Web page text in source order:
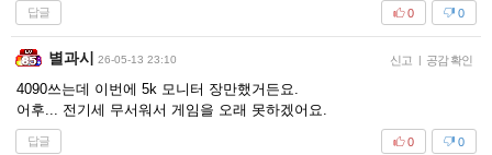
답글 0
0
별과시 26-05-13 23:10 신고 | 공감 확인
4090쓰는데 이번에 5k 모니터 장만했거든요.
어후... 전기세 무서워서 게임을 오래 못하겠어요.
답글 0
0